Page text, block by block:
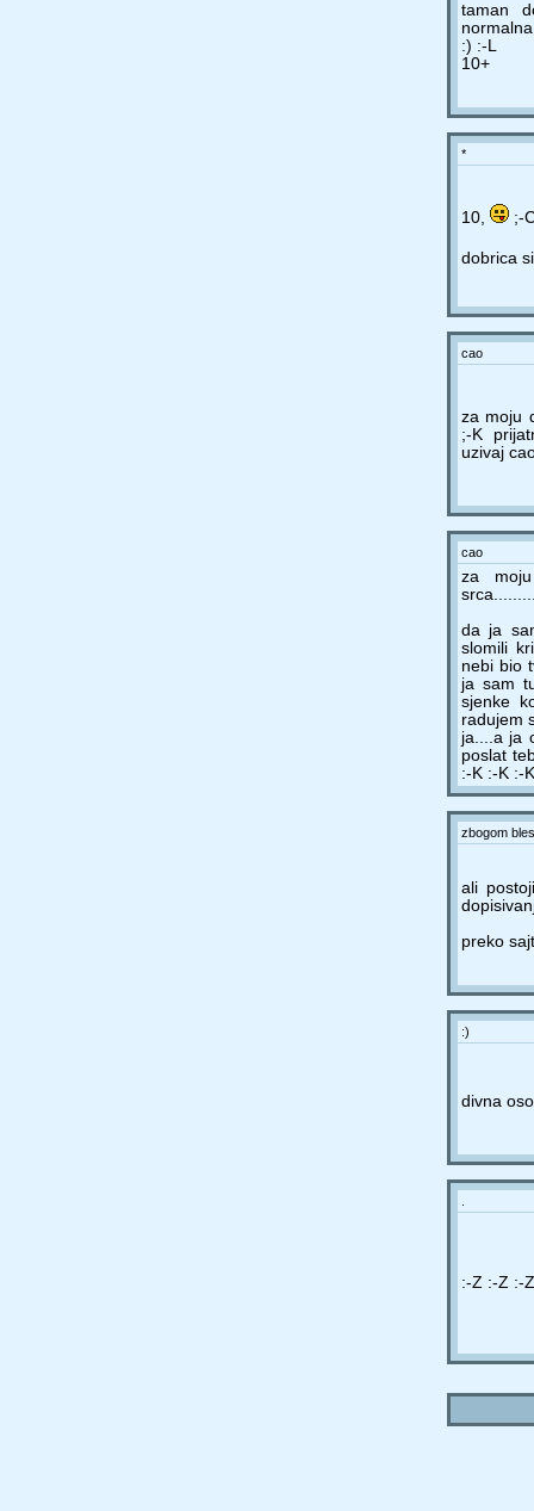
taman
normalna
:) :-L
10+
*
10, ;-
dobrica
cao
za moju
;-K
uzivaj
cao
za
da ja
slomili
nebi bio
ja sam
sjenke
radujem
ja....a ja
poslat
:-K :-K :-
zbogom
ali
preko
:)
divna
:-Z :-Z :-